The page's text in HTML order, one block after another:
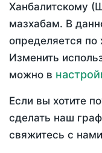
Ханбалитскому
мазхабам. В
определяется по
Изменить
можно в
Если вы хотите
сделать наш
свяжитесь с